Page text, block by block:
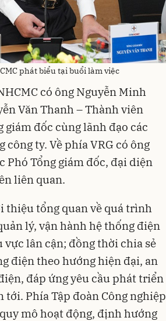
phát biểu tại buổi làm việc
có ông Nguyễn Minh
Văn Thanh – Thành viên
giám đốc cùng lãnh đạo các
ty. Về phía VRG có ông
Phó Tổng giám đốc, đại diện
liên quan.
thiệu tổng quan về quá trình
lý, vận hành hệ thống điện
vực lân cận; đồng thời chia sẻ
điện theo hướng hiện đại, an
đáp ứng yêu cầu phát triển
Phía Tập đoàn Công nghiệp
mô hoạt động, định hướng